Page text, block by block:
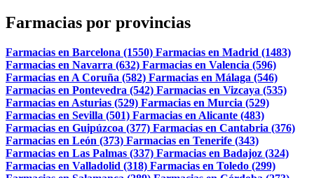
Farmacias por provincias
Farmacias en Barcelona (1550) Farmacias en Madrid (1483)
Farmacias en Navarra (632) Farmacias en Valencia (596)
Farmacias en A Coruña (582) Farmacias en Málaga (546)
Farmacias en Pontevedra (542) Farmacias en Vizcaya (535)
Farmacias en Asturias (529) Farmacias en Murcia (529)
Farmacias en Sevilla (501) Farmacias en Alicante (483)
Farmacias en Guipúzcoa (377) Farmacias en Cantabria (376)
Farmacias en León (373) Farmacias en Tenerife (343)
Farmacias en Las Palmas (337) Farmacias en Badajoz (324)
Farmacias en Valladolid (318) Farmacias en Toledo (299)